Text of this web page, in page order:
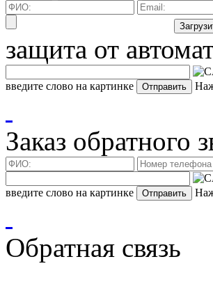
защита от
введите слово на картинке
Заказ обратного
введите слово на картинке
Обратная связь